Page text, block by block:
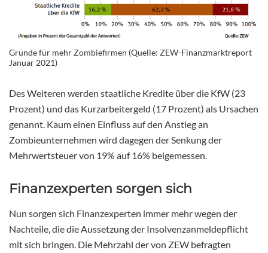
Gründe für mehr Zombiefirmen (Quelle: ZEW-Finanzmarktreport
Januar 2021)
Des Weiteren werden staatliche Kredite über die KfW (23
Prozent) und das Kurzarbeitergeld (17 Prozent) als Ursachen
genannt. Kaum einen Einfluss auf den Anstieg an
Zombieunternehmen wird dagegen der Senkung der
Mehrwertsteuer von 19% auf 16% beigemessen.
Finanzexperten sorgen sich
Nun sorgen sich Finanzexperten immer mehr wegen der
Nachteile, die die Aussetzung der Insolvenzanmeldepflicht
mit sich bringen. Die Mehrzahl der von ZEW befragten